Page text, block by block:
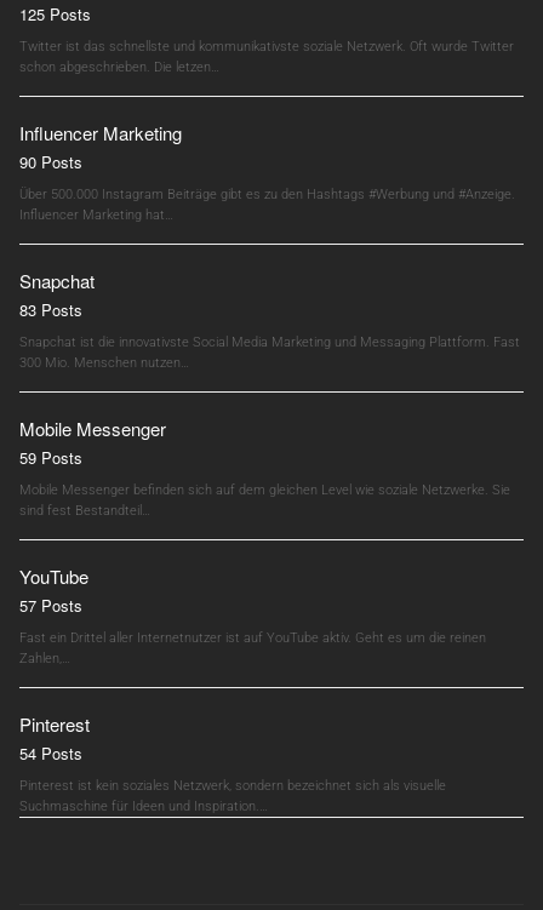
125 Posts
Twitter ist das schnellste und kommunikativste soziale Netzwerk. Oft wurde Twitter
schon abgeschrieben. Die letzen…
Influencer Marketing
90 Posts
Über 500.000 Instagram Beiträge gibt es zu den Hashtags #Werbung und #Anzeige.
Influencer Marketing hat…
Snapchat
83 Posts
Snapchat ist die innovativste Social Media Marketing und Messaging Plattform. Fast
300 Mio. Menschen nutzen…
Mobile Messenger
59 Posts
Mobile Messenger befinden sich auf dem gleichen Level wie soziale Netzwerke. Sie
sind fest Bestandteil…
YouTube
57 Posts
Fast ein Drittel aller Internetnutzer ist auf YouTube aktiv. Geht es um die reinen
Zahlen,…
Pinterest
54 Posts
Pinterest ist kein soziales Netzwerk, sondern bezeichnet sich als visuelle
Suchmaschine für Ideen und Inspiration.…